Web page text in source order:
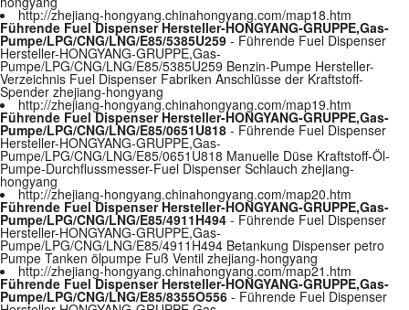
http://zhejiang-hongyang.chinahongyang.com/map18.htm
Führende Fuel Dispenser Hersteller-HONGYANG-GRUPPE,Gas-
Pumpe/LPG/CNG/LNG/E85/5385U259 - Führende Fuel Dispenser
Hersteller-HONGYANG-GRUPPE,Gas-
Pumpe/LPG/CNG/LNG/E85/5385U259 Benzin-Pumpe Hersteller-
Verzeichnis Fuel Dispenser Fabriken Anschlüsse der Kraftstoff-
Spender zhejiang-hongyang
http://zhejiang-hongyang.chinahongyang.com/map19.htm
Führende Fuel Dispenser Hersteller-HONGYANG-GRUPPE,Gas-
Pumpe/LPG/CNG/LNG/E85/0651U818 - Führende Fuel Dispenser
Hersteller-HONGYANG-GRUPPE,Gas-
Pumpe/LPG/CNG/LNG/E85/0651U818 Manuelle Düse Kraftstoff-Öl-
Pumpe-Durchflussmesser-Fuel Dispenser Schlauch zhejiang-
hongyang
http://zhejiang-hongyang.chinahongyang.com/map20.htm
Führende Fuel Dispenser Hersteller-HONGYANG-GRUPPE,Gas-
Pumpe/LPG/CNG/LNG/E85/4911H494 - Führende Fuel Dispenser
Hersteller-HONGYANG-GRUPPE,Gas-
Pumpe/LPG/CNG/LNG/E85/4911H494 Betankung Dispenser petro
Pumpe Tanken ölpumpe Fuß Ventil zhejiang-hongyang
http://zhejiang-hongyang.chinahongyang.com/map21.htm
Führende Fuel Dispenser Hersteller-HONGYANG-GRUPPE,Gas-
Pumpe/LPG/CNG/LNG/E85/8355O556 - Führende Fuel Dispenser